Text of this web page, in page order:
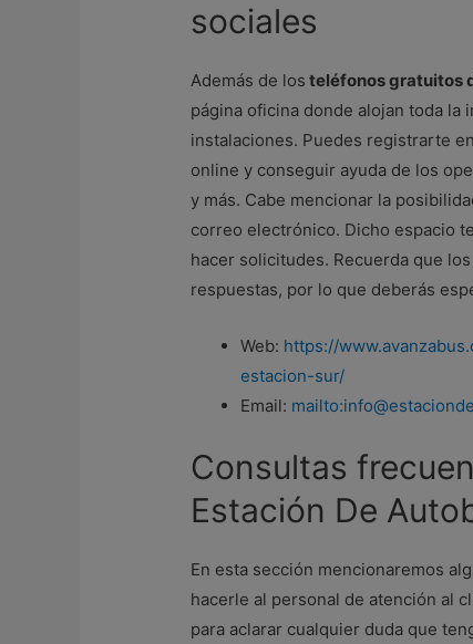
sociales
Además de los teléfonos gratuitos
página oficina donde alojan toda
instalaciones. Puedes registrarte
online y conseguir ayuda de los
y más. Cabe mencionar la
correo electrónico. Dicho espacio
hacer solicitudes. Recuerda que
respuestas, por lo que deberás
Web: https://
estacion-sur/
Email:
Consultas
Estación De
En esta sección mencionaremos
hacerle al personal de atención al
para aclarar cualquier duda que